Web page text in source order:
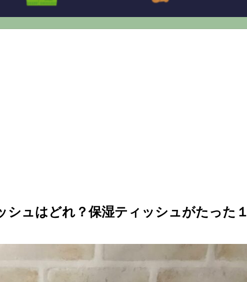
シュはどれ？保湿ティッシュがたった１